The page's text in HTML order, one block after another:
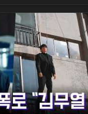
쇼츠 #핵심이슈 #오